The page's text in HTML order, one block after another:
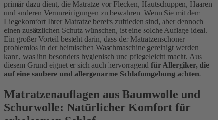
primär dazu dient, die Matratze vor Flecken, Hautschuppen, Haaren
und anderen Verunreinigungen zu bewahren. Wenn Sie mit dem
Liegekomfort Ihrer Matratze bereits zufrieden sind, aber dennoch
einen zusätzlichen Schutz wünschen, ist eine solche Auflage ideal.
Ein großer Vorteil besteht darin, dass der Matratzenschoner
problemlos in der heimischen Waschmaschine gereinigt werden
kann, was ihn besonders hygienisch und pflegeleicht macht. Aus
diesem Grund eignet er sich auch hervorragend für Allergiker, die
auf eine saubere und allergenarme Schlafumgebung achten.
Matratzenauflagen aus Baumwolle und
Schurwolle: Natürlicher Komfort für